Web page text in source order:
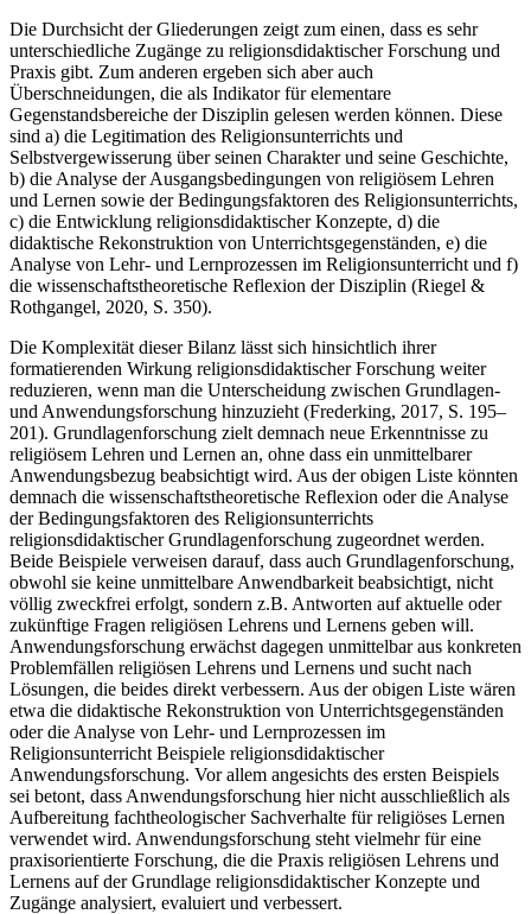
Die Durchsicht der Gliederungen zeigt zum einen, dass es sehr
unterschiedliche Zugänge zu religionsdidaktischer Forschung und
Praxis gibt. Zum anderen ergeben sich aber auch
Überschneidungen, die als Indikator für elementare
Gegenstandsbereiche der Disziplin gelesen werden können. Diese
sind a) die Legitimation des Religionsunterrichts und
Selbstvergewisserung über seinen Charakter und seine Geschichte,
b) die Analyse der Ausgangsbedingungen von religiösem Lehren
und Lernen sowie der Bedingungsfaktoren des Religionsunterrichts,
c) die Entwicklung religionsdidaktischer Konzepte, d) die
didaktische Rekonstruktion von Unterrichtsgegenständen, e) die
Analyse von Lehr- und Lernprozessen im Religionsunterricht und f)
die wissenschaftstheoretische Reflexion der Disziplin (Riegel &
Rothgangel, 2020, S. 350).
Die Komplexität dieser Bilanz lässt sich hinsichtlich ihrer
formatierenden Wirkung religionsdidaktischer Forschung weiter
reduzieren, wenn man die Unterscheidung zwischen Grundlagen-
und Anwendungsforschung hinzuzieht (Frederking, 2017, S. 195–
201). Grundlagenforschung zielt demnach neue Erkenntnisse zu
religiösem Lehren und Lernen an, ohne dass ein unmittelbarer
Anwendungsbezug beabsichtigt wird. Aus der obigen Liste könnten
demnach die wissenschaftstheoretische Reflexion oder die Analyse
der Bedingungsfaktoren des Religionsunterrichts
religionsdidaktischer Grundlagenforschung zugeordnet werden.
Beide Beispiele verweisen darauf, dass auch Grundlagenforschung,
obwohl sie keine unmittelbare Anwendbarkeit beabsichtigt, nicht
völlig zweckfrei erfolgt, sondern z.B. Antworten auf aktuelle oder
zukünftige Fragen religiösen Lehrens und Lernens geben will.
Anwendungsforschung erwächst dagegen unmittelbar aus konkreten
Problemfällen religiösen Lehrens und Lernens und sucht nach
Lösungen, die beides direkt verbessern. Aus der obigen Liste wären
etwa die didaktische Rekonstruktion von Unterrichtsgegenständen
oder die Analyse von Lehr- und Lernprozessen im
Religionsunterricht Beispiele religionsdidaktischer
Anwendungsforschung. Vor allem angesichts des ersten Beispiels
sei betont, dass Anwendungsforschung hier nicht ausschließlich als
Aufbereitung fachtheologischer Sachverhalte für religiöses Lernen
verwendet wird. Anwendungsforschung steht vielmehr für eine
praxisorientierte Forschung, die die Praxis religiösen Lehrens und
Lernens auf der Grundlage religionsdidaktischer Konzepte und
Zugänge analysiert, evaluiert und verbessert.